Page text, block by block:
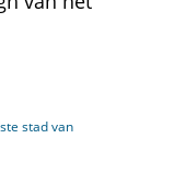
stad van